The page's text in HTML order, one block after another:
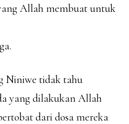
Allah membuat untuk
Niniwe tidak tahu
yang dilakukan Allah
dari dosa mereka